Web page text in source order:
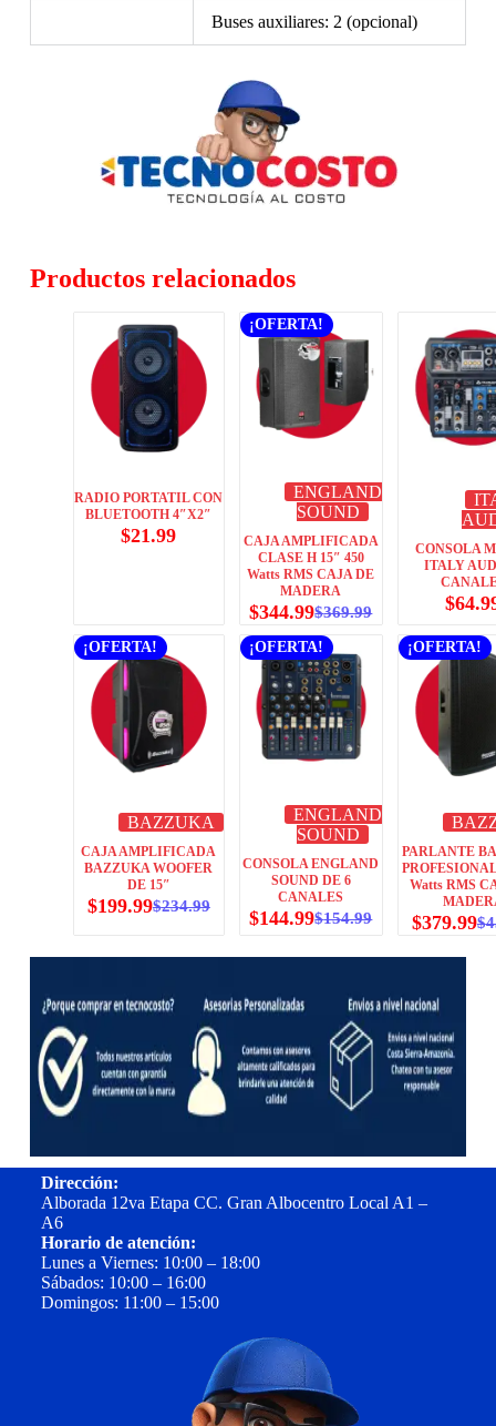
Buses auxiliares: 2 (opcional)
Productos relacionados
RADIO PORTATIL CON
BLUETOOTH 4″X2″
$21.99
¡OFERTA!
ENGLAND
SOUND
CAJA AMPLIFICADA
CLASE H 15″ 450
Watts RMS CAJA DE
MADERA
$369.99
$344.99
CONSOLA
ITALY
$
¡OFERTA!
BAZZUKA
CAJA AMPLIFICADA
BAZZUKA WOOFER
DE 15″
$234.99
$199.99
¡OFERTA!
ENGLAND
SOUND
CONSOLA ENGLAND
SOUND DE 6
CANALES
$154.99
$144.99
¡OFERTA!
PARLANTE
Watts RMS
$
$379.99
Dirección:
Alborada 12va Etapa CC. Gran Albocentro Local A1 –
A6
Horario de atención:
Lunes a Viernes: 10:00 – 18:00
Sábados: 10:00 – 16:00
Domingos: 11:00 – 15:00